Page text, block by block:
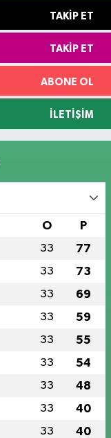
TAKIP ET
TAKIP ET
ABONE OL
İLETIŞIM
O P
33 77
33 73
33 69
33 59
33 55
33 54
33 48
33 40
33 40